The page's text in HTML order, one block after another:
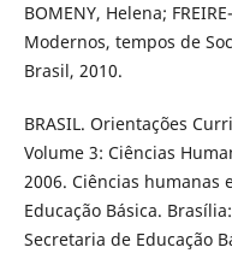
BOMENY, Helena;
Modernos, tempos de
Brasil, 2010.
BRASIL. Orientações
Volume 3: Ciências
2006. Ciências humanas
Educação Básica.
Secretaria de Educação